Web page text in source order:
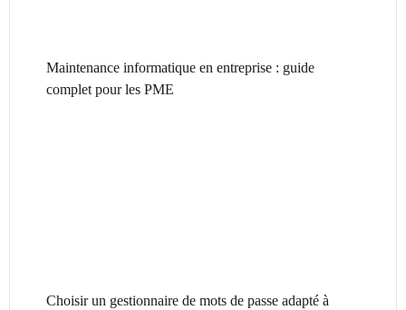
Maintenance informatique en entreprise : guide
complet pour les PME
Choisir un gestionnaire de mots de passe adapté à